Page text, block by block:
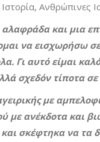
Ανθρώπινες
και μια
να εισχωρήσω
Γι αυτό είμαι
σχεδόν τίποτα σε
με
με ανέκδοτα και
σκέφτηκα να